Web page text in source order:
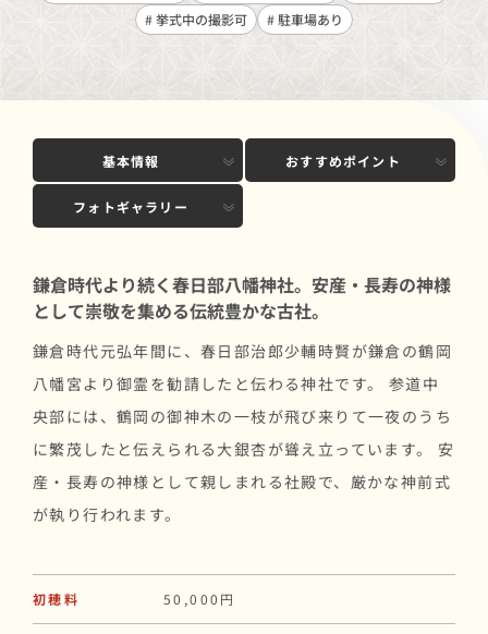
# 挙式中の撮影可
# 駐車場あり
基本情報 おすすめポイント
フォトギャラリー
鎌倉時代より続く春日部八幡神社。安産・長寿の神様
として崇敬を集める伝統豊かな古社。
鎌倉時代元弘年間に、春日部治郎少輔時賢が鎌倉の鶴岡
八幡宮より御霊を勧請したと伝わる神社です。 参道中
央部には、鶴岡の御神木の一枝が飛び来りて一夜のうち
に繁茂したと伝えられる大銀杏が聳え立っています。 安
産・長寿の神様として親しまれる社殿で、厳かな神前式
が執り行われます。
初穂料 50,000円